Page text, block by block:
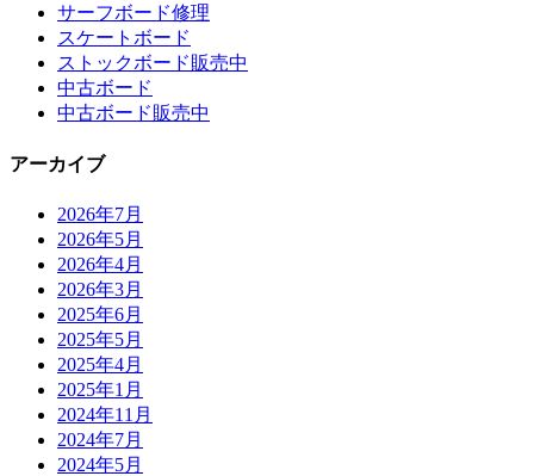
サーフボード修理
スケートボード
ストックボード販売中
中古ボード
中古ボード販売中
アーカイブ
2026年7月
2026年5月
2026年4月
2026年3月
2025年6月
2025年5月
2025年4月
2025年1月
2024年11月
2024年7月
2024年5月